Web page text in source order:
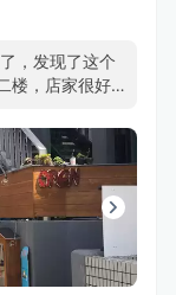
，发现了这个
楼，店家很好，